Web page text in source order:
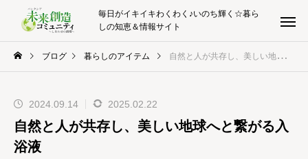
毎日がイキイキわくわく♪いのち輝く☆暮ら
しの知恵＆情報サイト
ブログ 暮らしのアイテム 自然と人が共存し、美しい地球へと繋がる入浴液
2024.09.14 2025.02.22
自然と人が共存し、美しい地球へと繋がる入
浴液